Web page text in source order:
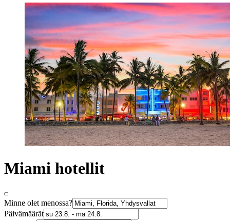
Miami hotellit
Minne olet menossa?
Päivämäärät